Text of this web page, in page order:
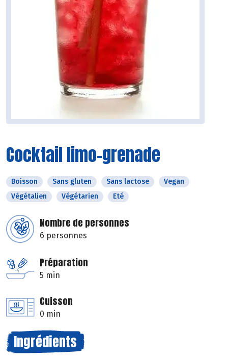
Cocktail limo-grenade
Boisson Sans gluten Sans lactose
Vegan
Végétalien
Végétarien Eté
Nombre de personnes
6 personnes
Préparation
5 min
Cuisson
0 min
Ingrédients